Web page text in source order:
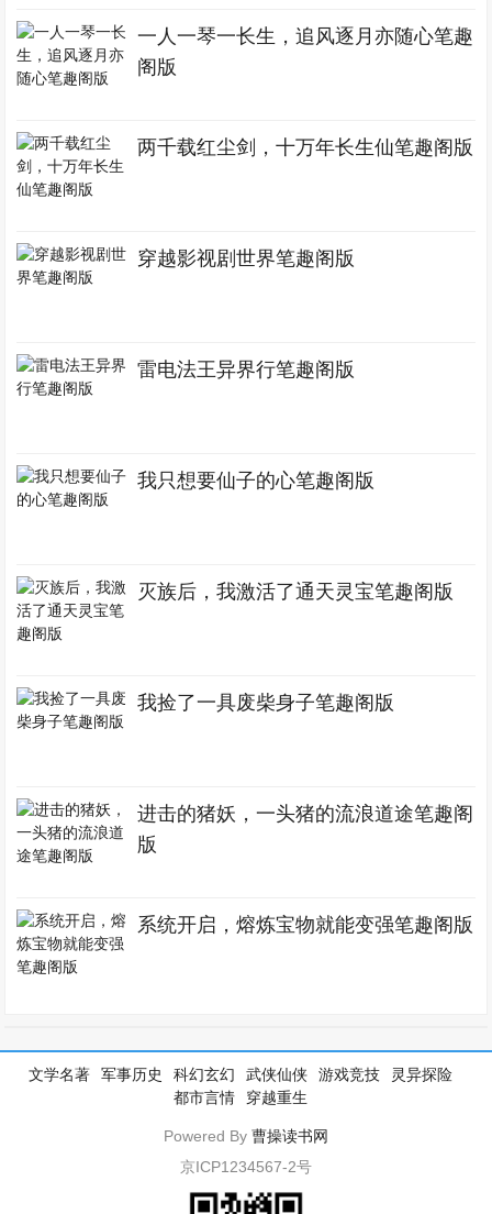
一人一琴一长生，追风逐月亦随心笔趣
阁版
两千载红尘剑，十万年长生仙笔趣阁版
穿越影视剧世界笔趣阁版
雷电法王异界行笔趣阁版
我只想要仙子的心笔趣阁版
灭族后，我激活了通天灵宝笔趣阁版
我捡了一具废柴身子笔趣阁版
进击的猪妖，一头猪的流浪道途笔趣阁
版
系统开启，熔炼宝物就能变强笔趣阁版
文学名著 军事历史 科幻玄幻 武侠仙侠 游戏竞技
灵异探险
都市言情
穿越重生
Powered By 曹操读书网
京ICP1234567-2号